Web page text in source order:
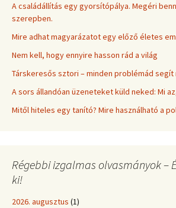
A családállítás egy gyorsítópálya. Megéri
szerepben.
Mire adhat magyarázatot egy előző életes
Nem kell, hogy ennyire hasson rád a világ
Társkeresős sztori – minden problémád
A sors állandóan üzeneteket küld neked: Mi
Mitől hiteles egy tanító? Mire használható a
Régebbi izgalmas olvasmányok –
ki!
2026. augusztus (1)